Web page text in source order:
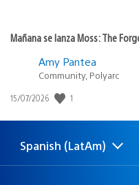
Mañana se lanza Moss: The
Amy Pantea
Community, Polyarc
Fecha
publicación:
15/07/2026 1
Elige
una
Región
actual:
Spanish (LatAm)